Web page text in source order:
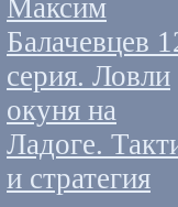
Максим
Балачевцев
серия. Ловли
окуня на
Ладоге.
и стратегия